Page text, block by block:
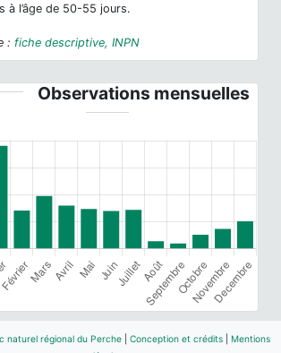
à l’âge de 50-55 jours.
: fiche descriptive, INPN
Observations mensuelles
naturel régional du Perche Conception et crédits
Mentions